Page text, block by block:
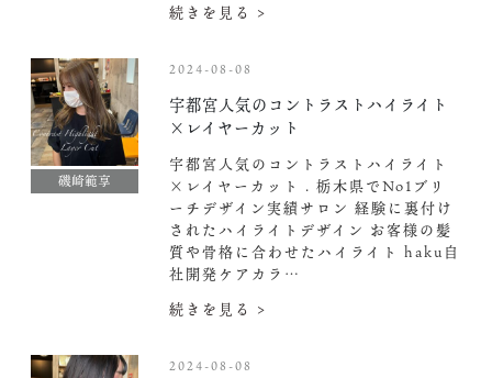
続きを見る >
磯崎範享
2024-08-08
宇都宮人気のコントラストハイライト
×レイヤーカット
宇都宮人気のコントラストハイライト
×レイヤーカット . 栃木県でNo1ブリ
ーチデザイン実績サロン 経験に裏付け
されたハイライトデザイン お客様の髪
質や骨格に合わせたハイライト haku自
社開発ケアカラ…
続きを見る >
2024-08-08